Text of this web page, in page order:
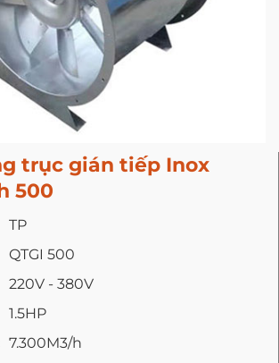
trục gián tiếp Inox
500
TP
QTGI 500
220V - 380V
1.5HP
7.300M3/h